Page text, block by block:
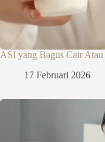
ASI yang Bagus Cair
17 Februari 2026